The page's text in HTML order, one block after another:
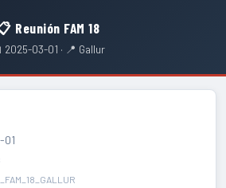
Reunión FAM 18
2025-03-01 · 📍 Gallur
01